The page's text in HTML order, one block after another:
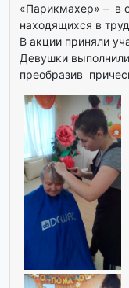
«Парикмахер» – в
находящихся в
В акции приняли
Девушки
преобразив